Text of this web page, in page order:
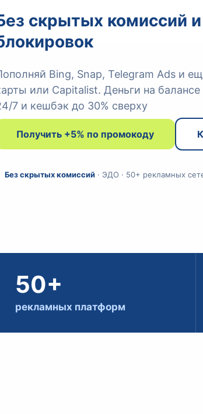
скрытых комиссий
Bing, Snap, Telegram Ads и
или Capitalist. Деньги на
7 и кешбэк до 30% сверху
Получить +5% по промокоду
Без скрытых комиссий · ЭДО · 50+ рекламных
50+
рекламных платформ